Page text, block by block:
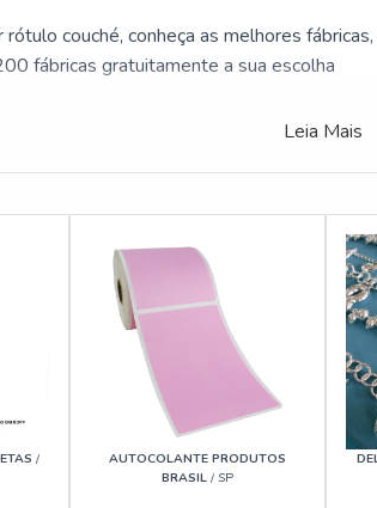
rótulo couché, conheça as melhores
fábricas gratuitamente a sua escolha
Leia Mais
/
AUTOCOLANTE PRODUTOS
BRASIL/ SP